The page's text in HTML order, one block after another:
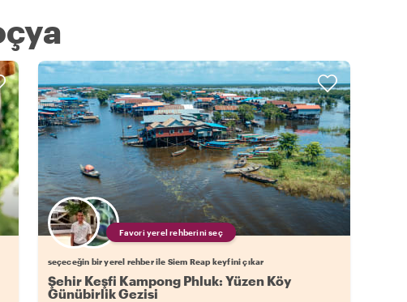
Favori yerel rehberini seç
seçeceğin bir yerel rehber ile Siem Reap keyfini çıkar
Şehir Keşfi Kampong Phluk: Yüzen Köy
Günübirlik Gezisi